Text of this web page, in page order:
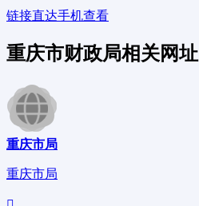
链接直达手机查看
重庆市财政局相关网址
重庆市局
重庆市局